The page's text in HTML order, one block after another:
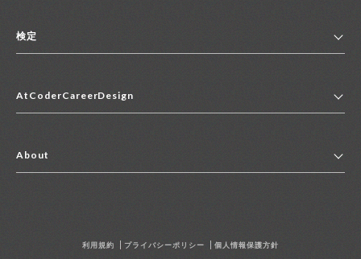
便利リンク集
2027年新卒採用求人一覧
中途採用求人一覧
その他求人一覧
検定
マイページ
AtCoderCareerDesign
About
利用規約 プライバシーポリシー 個人情報保護方針